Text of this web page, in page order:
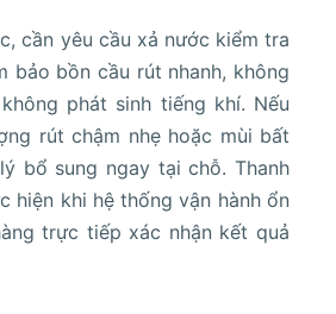
cần yêu cầu xả nước kiểm tra
bảo bồn cầu rút nhanh, không
phát sinh tiếng khí. Nếu
rút chậm nhẹ hoặc mùi bất
bổ sung ngay tại chỗ. Thanh
hiện khi hệ thống vận hành ổn
trực tiếp xác nhận kết quả